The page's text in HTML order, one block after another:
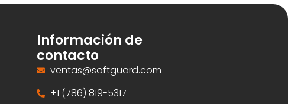
Información de
contacto
ventas@softguard.com
+1 (786) 819-5317